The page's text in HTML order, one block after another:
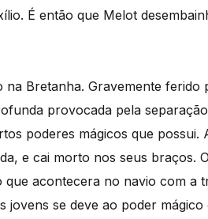
É então que Melot
Bretanha. Gravemente ferido
provocada pela
poderes mágicos que possui.
e cai morto nos seus braços.
acontecera no navio com a
jovens se deve ao poder mágico